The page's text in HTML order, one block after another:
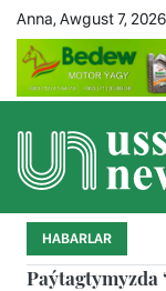
Anna, Awgust 7, 2026
HABARLAR
Paýtagtymyzda